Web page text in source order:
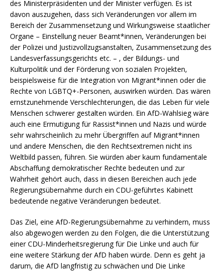
des Ministerpräsidenten und der Minister verfügen. Es ist
davon auszugehen, dass sich Veränderungen vor allem im
Bereich der Zusammensetzung und Wirkungsweise staatlicher
Organe – Einstellung neuer Beamt*innen, Veränderungen bei
der Polizei und Justizvollzugsanstalten, Zusammensetzung des
Landesverfassungsgerichts etc. – , der Bildungs- und
Kulturpolitik und der Förderung von sozialen Projekten,
beispielsweise für die Integration von Migrant*innen oder die
Rechte von LGBTQ+-Personen, auswirken würden. Das wären
ernstzunehmende Verschlechterungen, die das Leben für viele
Menschen schwerer gestalten würden. Ein AfD-Wahlsieg wäre
auch eine Ermutigung für Rassist*innen und Nazis und würde
sehr wahrscheinlich zu mehr Übergriffen auf Migrant*innen
und andere Menschen, die den Rechtsextremen nicht ins
Weltbild passen, führen. Sie würden aber kaum fundamentale
Abschaffung demokratischer Rechte bedeuten und zur
Wahrheit gehört auch, dass in diesen Bereichen auch jede
Regierungsübernahme durch ein CDU-geführtes Kabinett
bedeutende negative Veränderungen bedeutet.
Das Ziel, eine AfD-Regierungsübernahme zu verhindern, muss
also abgewogen werden zu den Folgen, die die Unterstützung
einer CDU-Minderheitsregierung für Die Linke und auch für
eine weitere Stärkung der AfD haben würde. Denn es geht ja
darum, die AfD langfristig zu schwächen und Die Linke